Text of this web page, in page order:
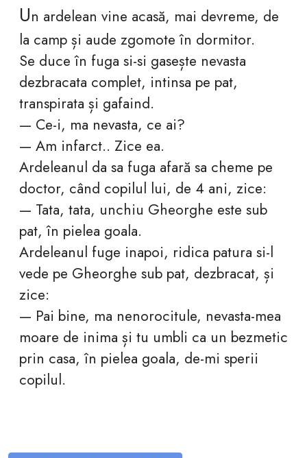
Un ardelean vine acasă, mai devreme, de
la camp și aude zgomote în dormitor.
Se duce în fuga si-si gasește nevasta
dezbracata complet, intinsa pe pat,
transpirata și gafaind.
— Ce-i, ma nevasta, ce ai?
— Am infarct.. Zice ea.
Ardeleanul da sa fuga afară sa cheme pe
doctor, când copilul lui, de 4 ani, zice:
— Tata, tata, unchiu Gheorghe este sub
pat, în pielea goala.
Ardeleanul fuge inapoi, ridica patura si-l
vede pe Gheorghe sub pat, dezbracat, și
zice:
— Pai bine, ma nenorocitule, nevasta-mea
moare de inima și tu umbli ca un bezmetic
prin casa, în pielea goala, de-mi sperii
copilul.